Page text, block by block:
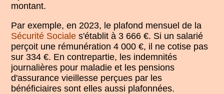
montant.
Par exemple, en 2023, le plafond mensuel de la
Sécurité Sociale s'établit à 3 666 €. Si un salarié
perçoit une rémunération 4 000 €, il ne cotise pas
sur 334 €. En contrepartie, les indemnités
journalières pour maladie et les pensions
d'assurance vieillesse perçues par les
bénéficiaires sont elles aussi plafonnées.